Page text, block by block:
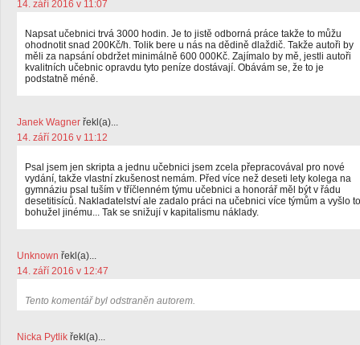
14. září 2016 v 11:07
Napsat učebnici trvá 3000 hodin. Je to jistě odborná práce takže to můžu
ohodnotit snad 200Kč/h. Tolik bere u nás na dědině dlaždič. Takže autoři by
měli za napsání obdržet minimálně 600 000Kč. Zajímalo by mě, jestli autoři
kvalitních učebnic opravdu tyto peníze dostávají. Obávám se, že to je
podstatně méně.
Janek Wagner řekl(a)...
14. září 2016 v 11:12
Psal jsem jen skripta a jednu učebnici jsem zcela přepracovával pro nové
vydání, takže vlastní zkušenost nemám. Před více než deseti lety kolega na
gymnáziu psal tuším v tříčlenném týmu učebnici a honorář měl být v řádu
desetitisíců. Nakladatelství ale zadalo práci na učebnici více týmům a vyšlo to
bohužel jinému... Tak se snižují v kapitalismu náklady.
Unknown řekl(a)...
14. září 2016 v 12:47
Tento komentář byl odstraněn autorem.
Nicka Pytlik řekl(a)...